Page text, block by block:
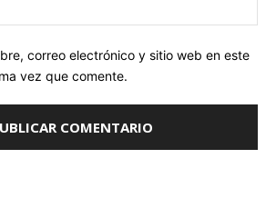
correo electrónico y sitio web en este
vez que comente.